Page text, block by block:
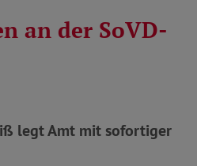
an der SoVD-
legt Amt mit sofortiger